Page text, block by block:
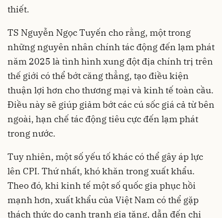
thiết.
TS Nguyễn Ngọc Tuyến cho rằng, một trong
những nguyên nhân chính tác động đến lạm phát
năm 2025 là tình hình xung đột địa chính trị trên
thế giới có thể bớt căng thẳng, tạo điều kiện
thuận lợi hơn cho thương mại và kinh tế toàn cầu.
Điều này sẽ giúp giảm bớt các cú sốc giá cả từ bên
ngoài, hạn chế tác động tiêu cực đến lạm phát
trong nước.
Tuy nhiên, một số yếu tố khác có thể gây áp lực
lên CPI. Thứ nhất, khó khăn trong xuất khẩu.
Theo đó, khi kinh tế một số quốc gia phục hồi
mạnh hơn, xuất khẩu của Việt Nam có thể gặp
thách thức do cạnh tranh gia tăng, dẫn đến chi